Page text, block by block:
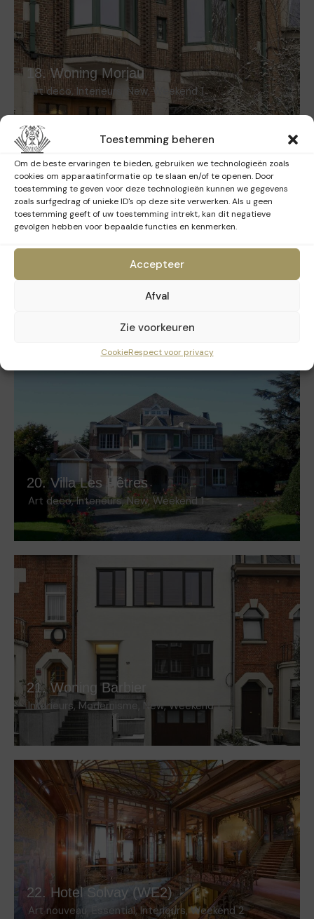
Toestemming beheren
Om de beste ervaringen te bieden, gebruiken we technologieën zoals
cookies om apparaatinformatie op te slaan en/of te openen. Door
toestemming te geven voor deze technologieën kunnen we gegevens
zoals surfgedrag of unieke ID's op deze site verwerken. Als u geen
toestemming geeft of uw toestemming intrekt, kan dit negatieve
gevolgen hebben voor bepaalde functies en kenmerken.
Accepteer
Afval
Zie voorkeuren
CookieRespect voor privacy
18. Woning Morjau
Art deco, Interieurs New,Weekend 1
19. Universitaire Stichting
New,Weekend 1
20. Villa Les Hêtres
Art deco,Interieurs,New, Weekend 1
21. Woning Barbier
Interieurs, Modernisme, New,Weekend 1
22. Hotel Solvay (WE2)
Art nouveau Essential, Interieurs,Weekend 2